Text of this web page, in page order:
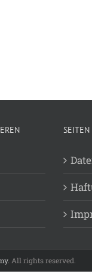
SEITEN
. All rights reserved.